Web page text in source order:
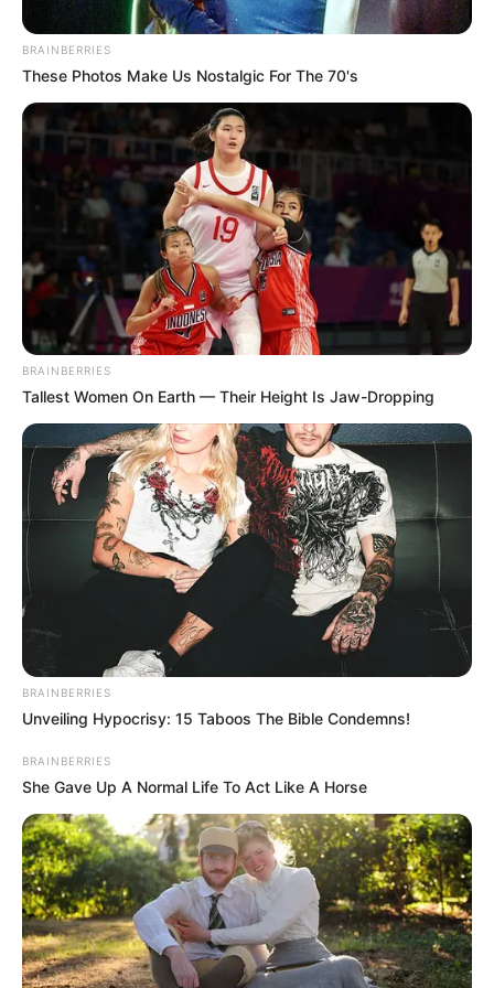
Acaban de
encontrar una
joven MU3TA en
plena via publica y
lo peor es que…
Ver más
BRAINBERRIES
These Photos Make Us Nostalgic For The 70's
BRAINBERRIES
Tallest Women On Earth — Their Height Is Jaw-Dropping
BRAINBERRIES
Unveiling Hypocrisy: 15 Taboos The Bible Condemns!
BRAINBERRIES
She Gave Up A Normal Life To Act Like A Horse